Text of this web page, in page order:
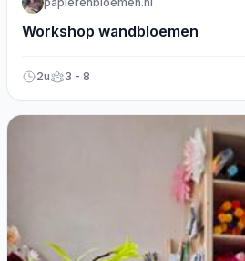
Workshop wandbloemen
2u 3 - 8